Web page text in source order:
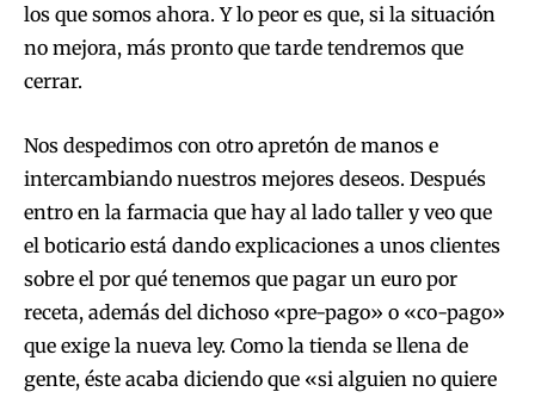
los que somos ahora. Y lo peor es que, si la situación
no mejora, más pronto que tarde tendremos que
cerrar.
Nos despedimos con otro apretón de manos e
intercambiando nuestros mejores deseos. Después
entro en la farmacia que hay al lado taller y veo que
el boticario está dando explicaciones a unos clientes
sobre el por qué tenemos que pagar un euro por
receta, además del dichoso «pre-pago» o «co-pago»
que exige la nueva ley. Como la tienda se llena de
gente, éste acaba diciendo que «si alguien no quiere